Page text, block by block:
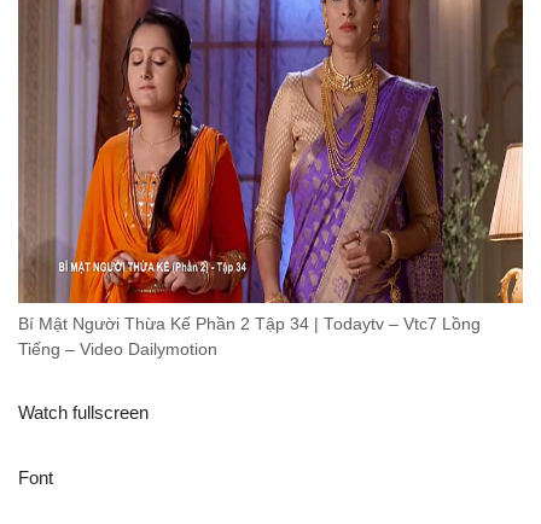
Bí Mật Người Thừa Kế Phần 2 Tập 34 | Todaytv – Vtc7 Lồng
Tiếng – Video Dailymotion
Watch fullscreen
Font